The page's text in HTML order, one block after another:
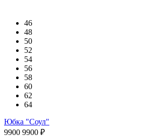
46
48
50
52
54
56
58
60
62
64
Юбка "Соул"
9900 9900 ₽